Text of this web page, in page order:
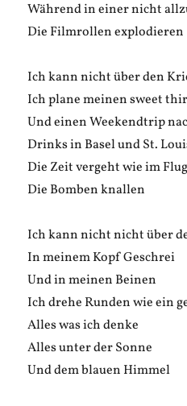
Während in einer nicht
Die Filmrollen explodieren
Ich kann nicht über den
Ich plane meinen sweet
Und einen Weekendtrip
Drinks in Basel und St.
Die Zeit vergeht wie im
Die Bomben knallen
Ich kann nicht nicht über
In meinem Kopf Geschrei
Und in meinen Beinen
Ich drehe Runden wie ein
Alles was ich denke
Alles unter der Sonne
Und dem blauen Himmel